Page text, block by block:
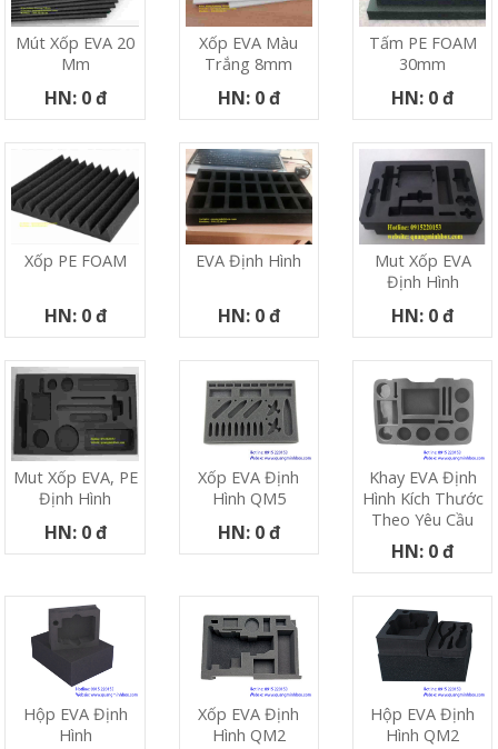
Mút Xốp EVA 20
Mm
HN: 0 đ
Xốp EVA Màu
Trắng 8mm
HN: 0 đ
Tấm PE FOAM
30mm
HN: 0 đ
Xốp PE FOAM
HN: 0 đ
EVA Định Hình
HN: 0 đ
Mut Xốp EVA
Định Hình
HN: 0 đ
Mut Xốp EVA, PE
Định Hình
HN: 0 đ
Xốp EVA Định
Hình QM5
HN: 0 đ
Khay EVA Định
Hình Kích Thước
Theo Yêu Cầu
HN: 0 đ
Hộp EVA Định
Hình
Xốp EVA Định
Hình QM2
Hộp EVA Định
Hình QM2